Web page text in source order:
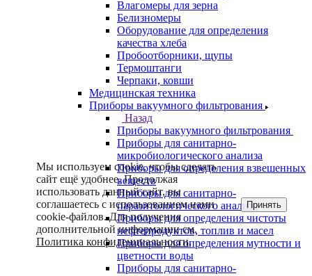
Влагомеры для зерна
Белизномеры
Оборудование для определения
качества хлеба
Пробоотборники, щупы
Термоштанги
Черпаки, ковши
Медицинская техника
Приборы вакуумного фильтрования
Назад
Приборы вакуумного фильтрования
Приборы для санитарно-
микробиологического анализа
Приборы для определения взвешенных
веществ
Приборы для санитарно-
паразитологического анализа
Приборы для определения чистоты
нефтепродуктов, топлив и масел
Приборы для определения мутности и
цветности воды
Приборы для санитарно-
Мы используем cookie, чтобы сделать
сайт ещё удобнее. Продолжая
использовать данный сайт, вы
соглашаетесь с использованием нами
cookie-файлов. Для получения
дополнительной информации см.
Политика конфиденциальности.
Принять